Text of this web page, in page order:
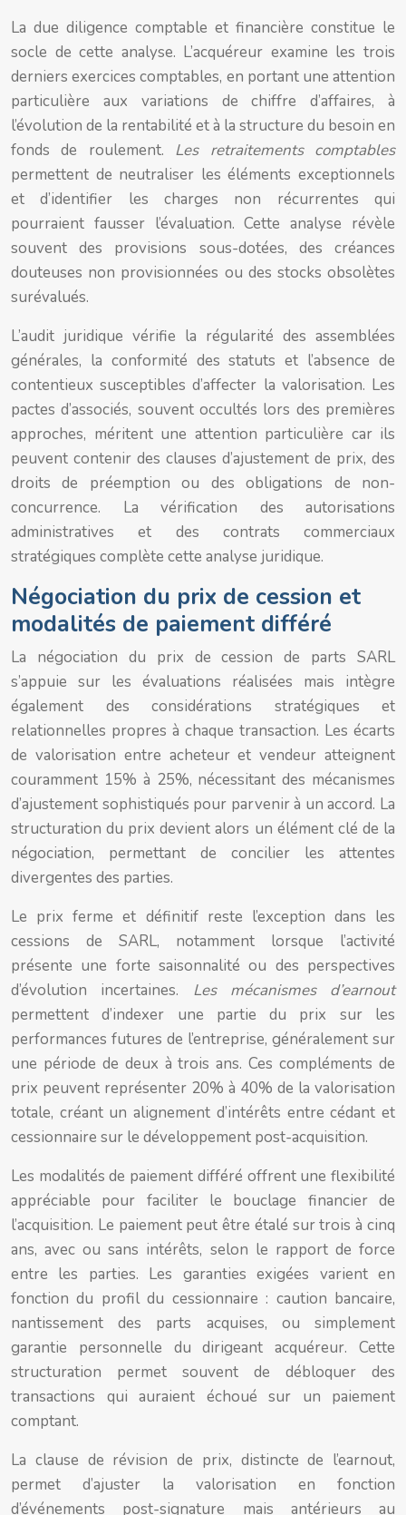
La due diligence comptable et financière constitue le
socle de cette analyse. L’acquéreur examine les trois
derniers exercices comptables, en portant une attention
particulière aux variations de chiffre d’affaires, à
l’évolution de la rentabilité et à la structure du besoin en
fonds de roulement. Les retraitements comptables
permettent de neutraliser les éléments exceptionnels
et d’identifier les charges non récurrentes qui
pourraient fausser l’évaluation. Cette analyse révèle
souvent des provisions sous-dotées, des créances
douteuses non provisionnées ou des stocks obsolètes
surévalués.
L’audit juridique vérifie la régularité des assemblées
générales, la conformité des statuts et l’absence de
contentieux susceptibles d’affecter la valorisation. Les
pactes d’associés, souvent occultés lors des premières
approches, méritent une attention particulière car ils
peuvent contenir des clauses d’ajustement de prix, des
droits de préemption ou des obligations de non-
concurrence. La vérification des autorisations
administratives et des contrats commerciaux
stratégiques complète cette analyse juridique.
Négociation du prix de cession et
modalités de paiement différé
La négociation du prix de cession de parts SARL
s’appuie sur les évaluations réalisées mais intègre
également des considérations stratégiques et
relationnelles propres à chaque transaction. Les écarts
de valorisation entre acheteur et vendeur atteignent
couramment 15% à 25%, nécessitant des mécanismes
d’ajustement sophistiqués pour parvenir à un accord. La
structuration du prix devient alors un élément clé de la
négociation, permettant de concilier les attentes
divergentes des parties.
Le prix ferme et définitif reste l’exception dans les
cessions de SARL, notamment lorsque l’activité
présente une forte saisonnalité ou des perspectives
d’évolution incertaines. Les mécanismes d’earnout
permettent d’indexer une partie du prix sur les
performances futures de l’entreprise, généralement sur
une période de deux à trois ans. Ces compléments de
prix peuvent représenter 20% à 40% de la valorisation
totale, créant un alignement d’intérêts entre cédant et
cessionnaire sur le développement post-acquisition.
Les modalités de paiement différé offrent une flexibilité
appréciable pour faciliter le bouclage financier de
l’acquisition. Le paiement peut être étalé sur trois à cinq
ans, avec ou sans intérêts, selon le rapport de force
entre les parties. Les garanties exigées varient en
fonction du profil du cessionnaire : caution bancaire,
nantissement des parts acquises, ou simplement
garantie personnelle du dirigeant acquéreur. Cette
structuration permet souvent de débloquer des
transactions qui auraient échoué sur un paiement
comptant.
La clause de révision de prix, distincte de l’earnout,
permet d’ajuster la valorisation en fonction
d’événements post-signature mais antérieurs au